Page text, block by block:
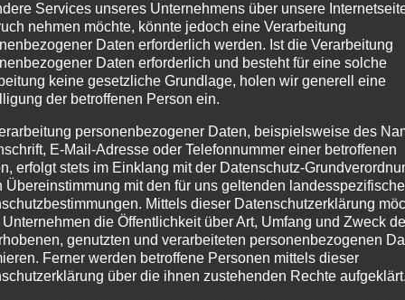
einmal mehr bewiesen, wie entscheidend jedes Detail in einer TV-
eine beeindruckende Atmosphäre gesorgt. 🌈 Über die DMX-Steuerung
wären die Globes zudem nicht einsetzbar gewesen, was ihre
wie gefällt euch das Bühnenbild? 🤔 Ein großes Dankeschön an das
#HirschhausenShow #WasKannDerMensch #VolkerPaul
#SetDesign #WDR
| 0 Kommentare
Services unseres Unternehmens über unsere
nehmen möchte, könnte jedoch eine Verarbeitung
Daten erforderlich werden. Ist die Verarbeitung
Daten erforderlich und besteht für eine solche
keine gesetzliche Grundlage, holen wir generell eine
der betroffenen Person ein.
personenbezogener Daten, beispielsweise des
E-Mail-Adresse oder Telefonnummer einer betroffenen
erfolgt stets im Einklang mit der Datenschutz-
Übereinstimmung mit den für uns geltenden
Mittels dieser Datenschutzerklärung
Unternehmen die Öffentlichkeit über Art, Umfang und Zweck
genutzten und verarbeiteten personenbezogenen
Ferner werden betroffene Personen mittels dieser
über die ihnen zustehenden Rechte